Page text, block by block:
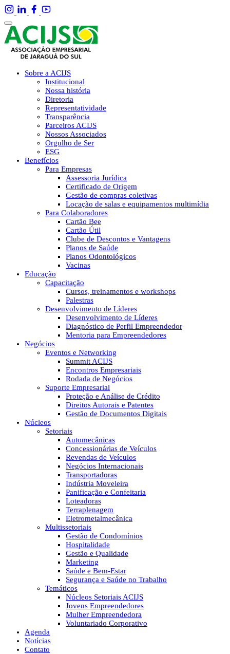
Sobre a ACIJS
Institucional
Nossa história
Diretoria
Representatividade
Transparência
Parceiros ACIJS
Nossos Associados
Orgulho de Ser
ESG
Benefícios
Para Empresas
Assessoria Jurídica
Certificado de Origem
Gestão de compras coletivas
Locação de salas e equipamentos multimídia
Para Colaboradores
Cartão Bee
Cartão Útil
Clube de Descontos e Vantagens
Planos de Saúde
Planos Odontológicos
Vacinas
Educação
Capacitação
Cursos, treinamentos e workshops
Palestras
Desenvolvimento de Líderes
Desenvolvimento de Líderes
Diagnóstico de Perfil Empreendedor
Mentoria para Empreendedores
Negócios
Eventos e Networking
Summit ACIJS
Encontros Empresariais
Rodada de Negócios
Suporte Empresarial
Proteção e Análise de Crédito
Direitos Autorais e Patentes
Gestão de Documentos Digitais
Núcleos
Setoriais
Automecânicas
Concessionárias de Veículos
Revendas de Veículos
Negócios Internacionais
Transportadoras
Indústria Moveleira
Panificação e Confeitaria
Loteadoras
Terraplenagem
Eletrometalmecânica
Multissetoriais
Gestão de Condomínios
Hospitalidade
Gestão e Qualidade
Marketing
Saúde e Bem-Estar
Segurança e Saúde no Trabalho
Temáticos
Núcleos Setoriais ACIJS
Jovens Empreendedores
Mulher Empreendedora
Voluntariado Corporativo
Agenda
Notícias
Contato